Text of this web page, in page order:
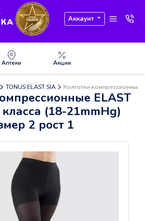
Аккаунт
Аптеки Акции
TONUS ELAST SIA Колготки компрессионные
ELAST
(18-21mmHg)
2 рост 1